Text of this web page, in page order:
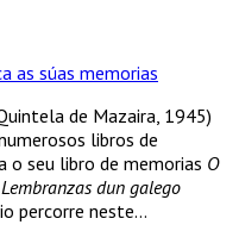
as súas memorias
de Mazaira, 1945)
libros de
o seu libro de memorias O
dun galego
percorre neste...